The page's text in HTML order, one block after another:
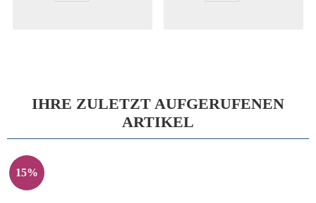
IHRE ZULETZT AUFGERUFENEN
ARTIKEL
15%